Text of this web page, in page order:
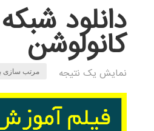
دانلود
کانولوشن
نمایش یک نتیجه